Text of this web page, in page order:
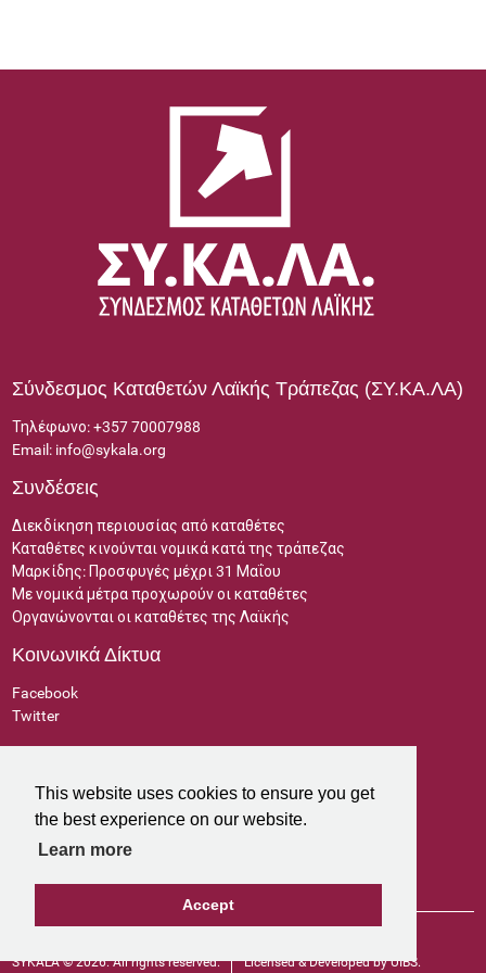
This website uses cookies to ensure you get
the best experience on our website.
Learn more
Accept
Επικοινωνία
Σύνδεσμος Καταθετών Λαϊκής Τράπεζας (ΣΥ.ΚΑ.ΛΑ)
Τηλέφωνο:+357 70007988
Email: info@sykala.org
Συνδέσεις
Διεκδίκηση περιουσίας από καταθέτες
Καταθέτες κινούνται νομικά κατά της τράπεζας
Μαρκίδης: Προσφυγές μέχρι 31 Μαΐου
Με νομικά μέτρα προχωρούν οι καταθέτες
Οργανώνονται οι καταθέτες της Λαϊκής
Κοινωνικά Δίκτυα
Facebook
Twitter
Cyprus University of Technology
Πολιτική Απορρήτου Χάρτης Ιστοσελίδας
SYKALA © 2026. All rights reserved. Licensed & Developed byUIBS.